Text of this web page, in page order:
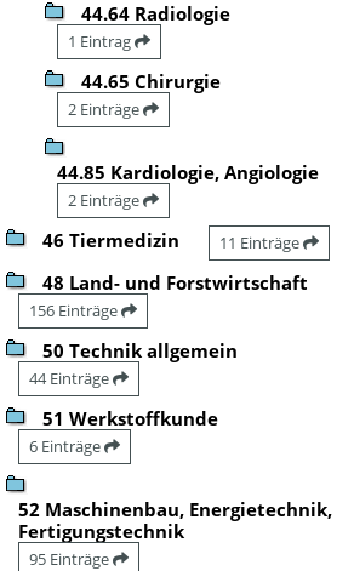
44.64 Radiologie
1 Eintrag
44.65 Chirurgie
2 Einträge
44.85 Kardiologie, Angiologie
2 Einträge
46 Tiermedizin 11 Einträge
48 Land- und Forstwirtschaft
156 Einträge
50 Technik allgemein
44 Einträge
51 Werkstoffkunde
6 Einträge
52 Maschinenbau, Energietechnik,
Fertigungstechnik
95 Einträge